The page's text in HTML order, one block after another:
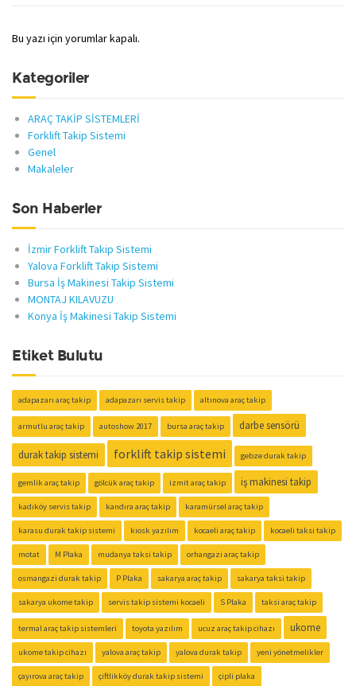
Bu yazı için yorumlar kapalı.
Kategoriler
ARAÇ TAKİP SİSTEMLERİ
Forklift Takip Sistemi
Genel
Makaleler
Son Haberler
İzmir Forklift Takip Sistemi
Yalova Forklift Takip Sistemi
Bursa İş Makinesi Takip Sistemi
MONTAJ KILAVUZU
Konya İş Makinesi Takip Sistemi
Etiket Bulutu
adapazarı araç takip adapazarı servis takip altınova araç takip
armutlu araç takip autoshow 2017 bursa araç takip darbe sensörü
durak takip sistemi forklift takip sistemi gebze durak takip
gemlik araç takip gölcük araç takip izmit araç takip iş makinesi takip
kadıköy servis takip kandıra araç takip karamürsel araç takip
karasu durak takip sistemi kiosk yazılım kocaeli araç takip kocaeli taksi takip
motat M Plaka mudanya taksi takip orhangazi araç takip
osmangazi durak takip P Plaka sakarya araç takip sakarya taksi takip
sakarya ukome takip servis takip sistemi kocaeli S Plaka taksi araç takip
termal araç takip sistemleri toyota yazılım ucuz araç takip cihazı ukome
ukome takip cihazı yalova araç takip yalova durak takip yeni yönetmelikler
çayırova araç takip çiftlikköy durak takip sistemi çipli plaka